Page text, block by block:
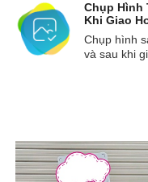
Chụp Hình
Khi Giao
Chụp hình
và sau khi